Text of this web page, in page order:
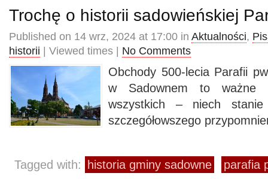
Trochę o historii sadowieńskiej
Published on 14 wrz, 2024 at 17:00 in Aktualności,
historii | Viewed times | No Comments
Obchody 500-lecia Parafii
w Sadownem to ważne
wszystkich – niech
szczegółowszego
Tagged with: historia gminy sadowne parafia